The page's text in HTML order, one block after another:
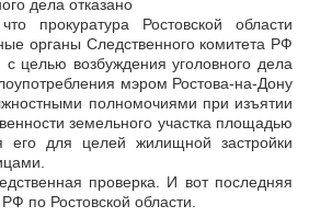
дела отказано
прокуратура Ростовской области
органы Следственного комитета РФ
с целью возбуждения уголовного дела
мэром Ростова-на-Дону
полномочиями при изъятии
земельного участка площадью
его для целей жилищной застройки
проверка. И вот последняя
по Ростовской области.